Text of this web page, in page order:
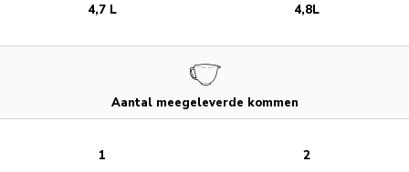
Aantal meegeleverde kommen
4,7 L
1
4,8L
2